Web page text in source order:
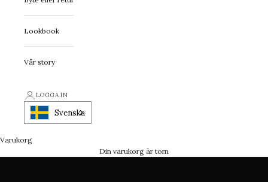
Lookbook
Vår story
LOGGA IN
Svenska
Varukorg
Din varukorg är tom
Ett smycke med attityd